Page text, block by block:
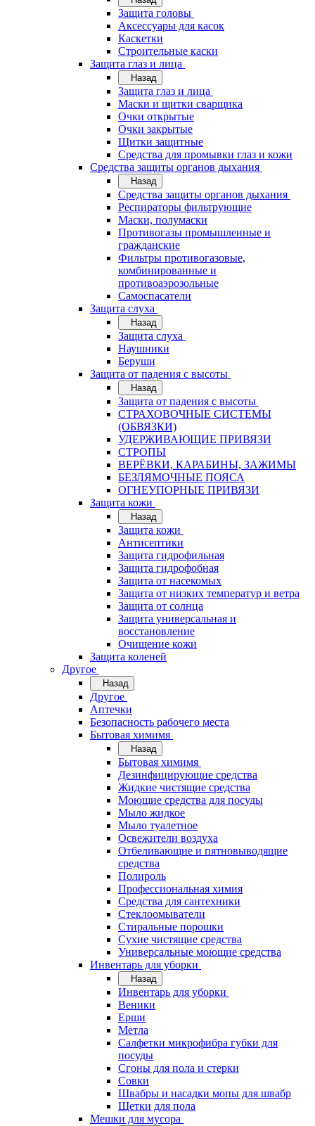
Защита головы
Аксессуары для касок
Каскетки
Строительные каски
Защита глаз и лица
Назад
Защита глаз и лица
Маски и щитки сварщика
Очки открытые
Очки закрытые
Щитки защитные
Средства для промывки глаз и кожи
Средства защиты органов дыхания
Назад
Средства защиты органов дыхания
Респираторы фильтрующие
Маски, полумаски
Противогазы промышленные и
гражданские
Фильтры противогазовые,
комбинированные и
противоаэрозольные
Самоспасатели
Защита слуха
Назад
Защита слуха
Наушники
Беруши
Защита от падения с высоты
Назад
Защита от падения с высоты
СТРАХОВОЧНЫЕ СИСТЕМЫ
(ОБВЯЗКИ)
УДЕРЖИВАЮЩИЕ ПРИВЯЗИ
СТРОПЫ
ВЕРЁВКИ, КАРАБИНЫ, ЗАЖИМЫ
БЕЗЛЯМОЧНЫЕ ПОЯСА
ОГНЕУПОРНЫЕ ПРИВЯЗИ
Защита кожи
Назад
Защита кожи
Антисептики
Защита гидрофильная
Защита гидрофобная
Защита от насекомых
Защита от низких температур и ветра
Защита от солнца
Защита универсальная и
восстановление
Очищение кожи
Защита коленей
Другое
Назад
Другое
Аптечки
Безопасность рабочего места
Бытовая химимя
Назад
Бытовая химимя
Дезинфицирующие средства
Жидкие чистящие средства
Моющие средства для посуды
Мыло жидкое
Мыло туалетное
Освежители воздуха
Отбеливающие и пятновыводящие
средства
Полироль
Профессиональная химия
Средства для сантехники
Стеклоомыватели
Стиральные порошки
Сухие чистящие средства
Универсальные моющие средства
Инвентарь для уборки
Назад
Инвентарь для уборки
Веники
Ерши
Метла
Салфетки микрофибра губки для
посуды
Сгоны для пола и стерки
Совки
Швабры и насадки мопы для швабр
Щетки для пола
Мешки для мусора